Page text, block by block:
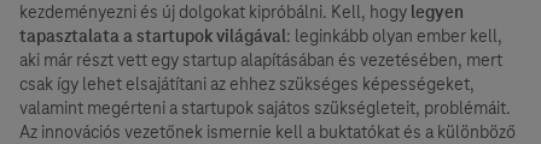
kezdeményezni és új dolgokat kipróbálni. Kell, hogy legyen
tapasztalata a startupok világával: leginkább olyan ember kell,
aki már részt vett egy startup alapításában és vezetésében, mert
csak így lehet elsajátítani az ehhez szükséges képességeket,
valamint megérteni a startupok sajátos szükségleteit, problémáit.
Az innovációs vezetőnek ismernie kell a buktatókat és a különböző